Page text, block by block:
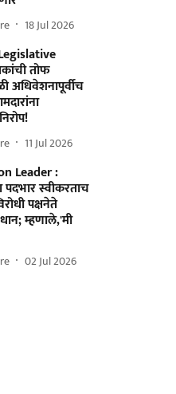
18 Jul 2026
तोफ
अधिवेशनापूर्वीच
11 Jul 2026
Leader :
पदभार स्वीकरताच
पक्षनेते
म्हणाले,'मी
02 Jul 2026